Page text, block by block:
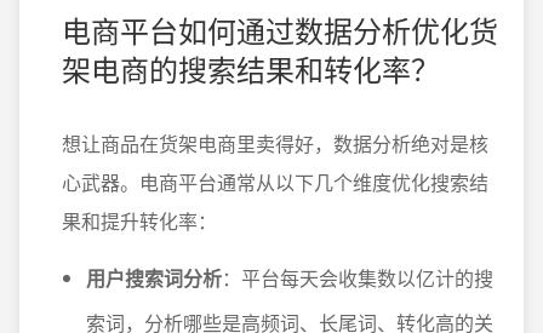
电商平台如何通过数据分析优化货
架电商的搜索结果和转化率？
想让商品在货架电商里卖得好，数据分析绝对是核
心武器。电商平台通常从以下几个维度优化搜索结
果和提升转化率：
用户搜索词分析：平台每天会收集数以亿计的搜
索词，分析哪些是高频词、长尾词、转化高的关